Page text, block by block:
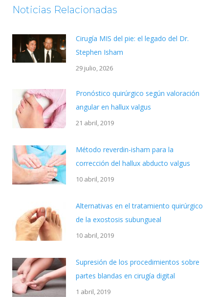
Noticias Relacionadas
Cirugía MIS del pie: el legado del Dr.
Stephen Isham
29 julio, 2026
Pronóstico quirúrgico según valoración
angular en hallux valgus
21 abril, 2019
Método reverdin-isham para la
corrección del hallux abducto valgus
10 abril, 2019
Alternativas en el tratamiento quirúrgico
de la exostosis subungueal
10 abril, 2019
Supresión de los procedimientos sobre
partes blandas en cirugía digital
1 abril, 2019